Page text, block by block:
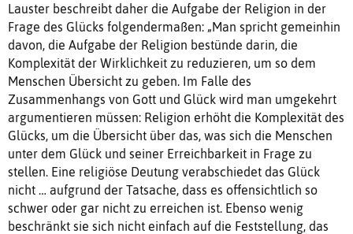
Lauster beschreibt daher die Aufgabe der Religion in der
Frage des Glücks folgendermaßen: „Man spricht gemeinhin
davon, die Aufgabe der Religion bestünde darin, die
Komplexität der Wirklichkeit zu reduzieren, um so dem
Menschen Übersicht zu geben. Im Falle des
Zusammenhangs von Gott und Glück wird man umgekehrt
argumentieren müssen: Religion erhöht die Komplexität des
Glücks, um die Übersicht über das, was sich die Menschen
unter dem Glück und seiner Erreichbarkeit in Frage zu
stellen. Eine religiöse Deutung verabschiedet das Glück
nicht … aufgrund der Tatsache, dass es offensichtlich so
schwer oder gar nicht zu erreichen ist. Ebenso wenig
beschränkt sie sich nicht einfach auf die Feststellung, das